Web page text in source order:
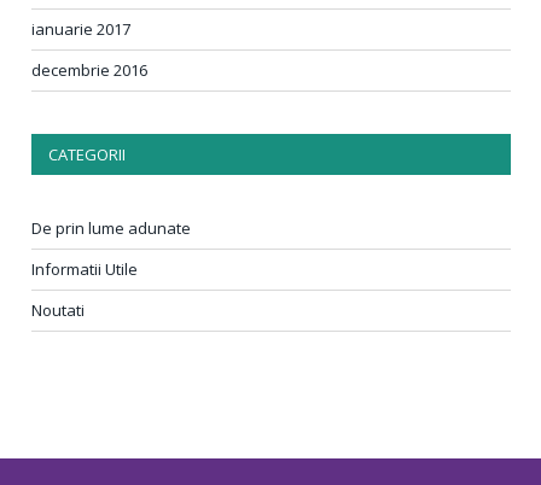
ianuarie 2017
decembrie 2016
CATEGORII
De prin lume adunate
Informatii Utile
Noutati